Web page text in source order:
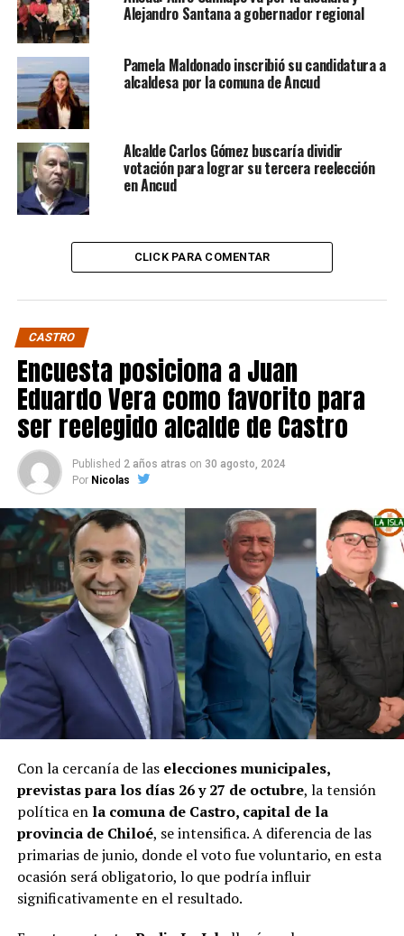
Alejandro Santana a gobernador regional
Pamela Maldonado inscribió su candidatura a
alcaldesa por la comuna de Ancud
Alcalde Carlos Gómez buscaría dividir
votación para lograr su tercera reelección
en Ancud
CLICK PARA COMENTAR
CASTRO
Encuesta posiciona a Juan
Eduardo Vera como favorito para
ser reelegido alcalde de Castro
Published 2 años atras on 30 agosto, 2024
Por Nicolas
Con la cercanía de las elecciones municipales,
previstas para los días 26 y 27 de octubre, la tensión
política en la comuna de Castro, capital de la
provincia de Chiloé, se intensifica. A diferencia de las
primarias de junio, donde el voto fue voluntario, en esta
ocasión será obligatorio, lo que podría influir
significativamente en el resultado.